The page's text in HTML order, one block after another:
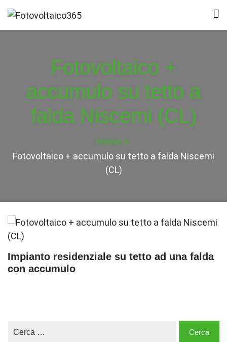
Skip
to
Fotovoltaico365
Impianto a Costo Zero Autofinanziato
Fotovoltaico +
accumulo su tetto a
falda Niscemi (CL)
Home
Fotovoltaico + accumulo su tetto a falda Niscemi
(CL)
Impianto residenziale su tetto ad una falda
con accumulo